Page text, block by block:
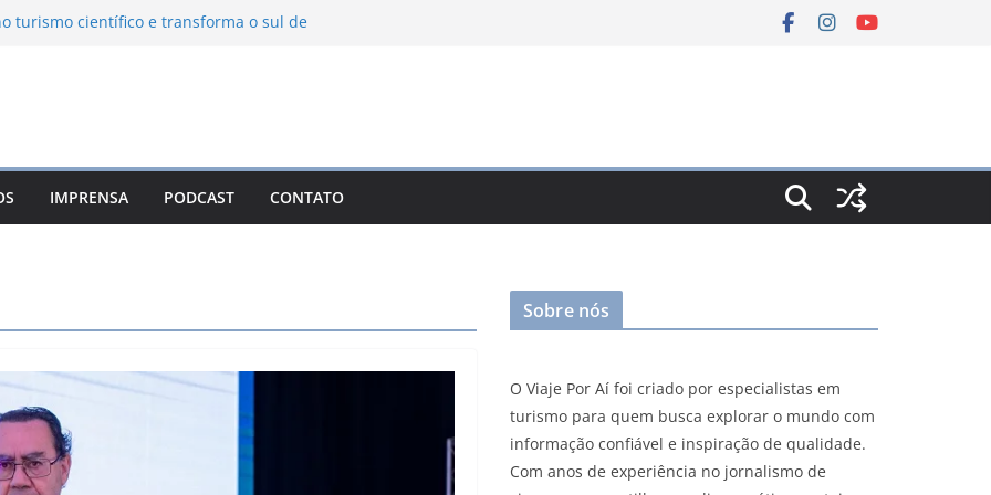
turismo científico e transforma o sul de
das serras brasileiras
Ambiental Immensità bate recorde de
Campos do Jordão
León: o Pueblo Mágico com ruas
e turismo à beira da represa
IMPRENSA PODCAST CONTATO
Sobre nós
O Viaje Por Aí foi criado por especialistas em
turismo para quem busca explorar o mundo com
informação confiável e inspiração de qualidade.
Com anos de experiência no jornalismo de